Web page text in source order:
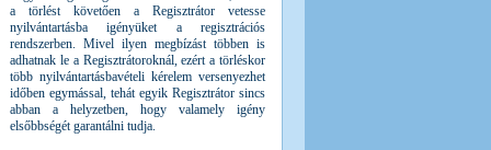
a törlést követően a Regisztrátor vetesse
nyilvántartásba igényüket a regisztrációs
rendszerben. Mivel ilyen megbízást többen is
adhatnak le a Regisztrátoroknál, ezért a törléskor
több nyilvántartásbavételi kérelem versenyezhet
időben egymással, tehát egyik Regisztrátor sincs
abban a helyzetben, hogy valamely igény
elsőbbségét garantálni tudja.